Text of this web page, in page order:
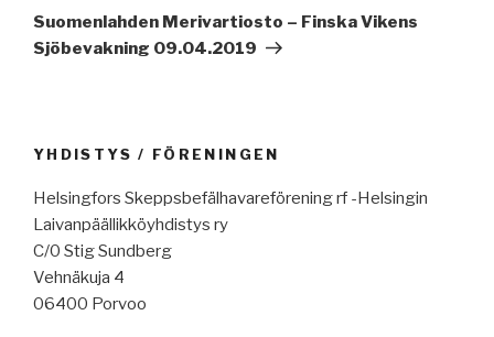
artikkeli
Suomenlahden Merivartiosto – Finska Vikens
Sjöbevakning 09.04.2019
YHDISTYS / FÖRENINGEN
Helsingfors Skeppsbefälhavareförening rf -Helsingin
Laivanpäällikköyhdistys ry
C/0 Stig Sundberg
Vehnäkuja 4
06400 Porvoo